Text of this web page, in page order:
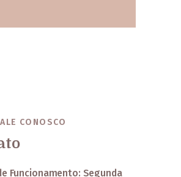
CONOSCO
Funcionamento: Segunda